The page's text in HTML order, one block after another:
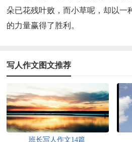
朵已花残叶败，而小草呢，却以一
的力量赢得了胜利。
写人作文图文推荐
班长写人作文14篇